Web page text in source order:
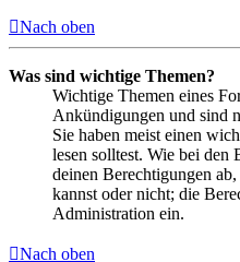
Nach oben
Was sind wichtige Themen?
Wichtige Themen eines
Ankündigungen und sind
Sie haben meist einen
lesen solltest. Wie bei den
deinen Berechtigungen
kannst oder nicht; die
Administration ein.
Nach oben